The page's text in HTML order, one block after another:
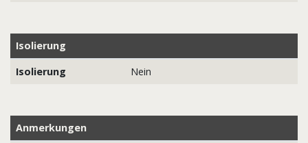
Isolierung
Isolierung
Nein
Anmerkungen